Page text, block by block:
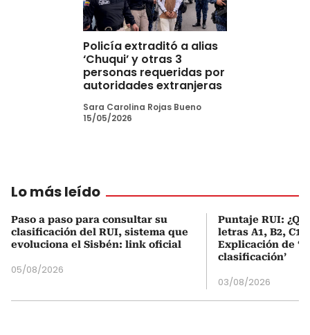
Policía extraditó a alias
‘Chuqui’ y otras 3
personas requeridas por
autoridades extranjeras
Sara Carolina Rojas Bueno
15/05/2026
Lo más leído
Paso a paso para consultar su
clasificación del RUI, sistema que
evoluciona el Sisbén: link oficial
05/08/2026
Puntaje RUI:
letras A1, B2, C1
Explicación de
clasificación’
03/08/2026